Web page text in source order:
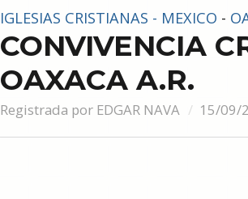
IGLESIAS CRISTIANAS - MEXICO -
CONVIVENCIA
OAXACA A.R.
Registrada por EDGAR NAVA 15/09/